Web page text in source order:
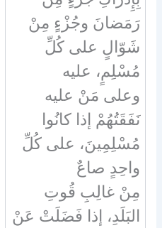
رَمَضانَ وجُزْءٍ مِنْ
شَوّالٍ على كُلِّ
مُسْلِمٍ، عليه
وعلى مَنْ عليه
نَفَقَتُهُمْ إذا كانُوا
مُسْلِمِينَ، على كُلِّ
واحِدٍ صاعٌ
مِنْ غالِبِ قُوتِ
البَلَدِ، إذا فَضَلَتْ عَنْ